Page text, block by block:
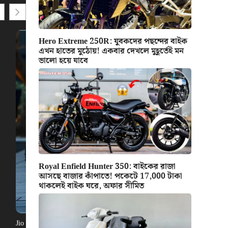
Jio Electric Cycle: বিরাট সুখবর, দাম স্মার্টফোনের থেকেও কম! চমৎকার লুক
Hero Extreme 250R: যুবকদের পছন্দের বাইক
এখন হাতের মুঠোয়! একবার দেখলে মুহূর্তেই মন
ভালো হয়ে যাবে
Royal Enfield Hunter 350: বাইকের রাজা
আসছে বাজার কাঁপাতে! পকেটে 17,000 টাকা
থাকলেই বাইক ঘরে, অফার সীমিত